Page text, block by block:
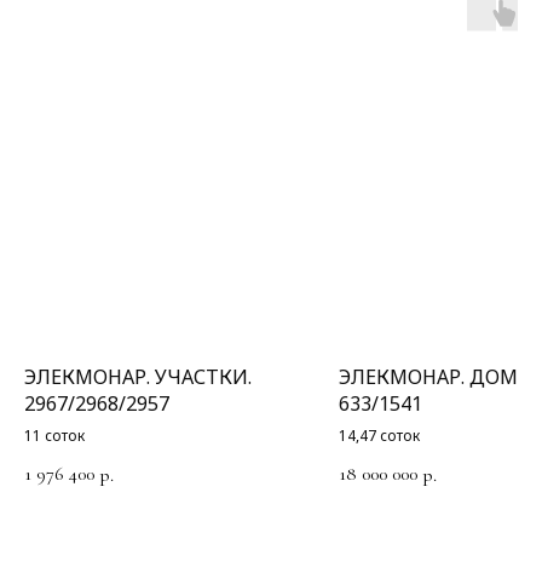
ЭЛЕКМОНАР. УЧАСТКИ.
2967/2968/2957
11 соток
1 976 400 р.
ЭЛЕКМОНАР. ДОМ.
633/1541
14,47 соток
18 000 000 р.